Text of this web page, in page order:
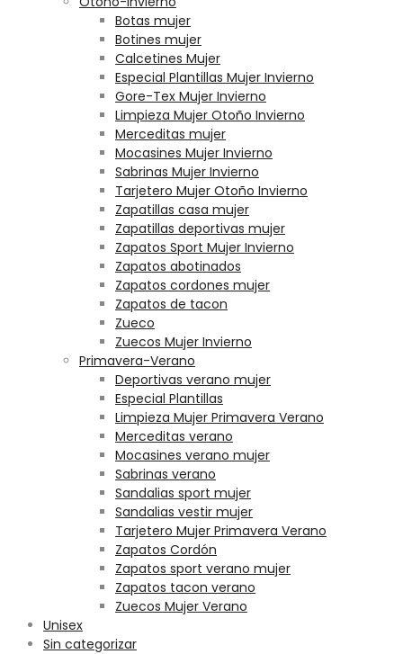
Botas mujer
Botines mujer
Calcetines Mujer
Especial Plantillas Mujer Invierno
Gore-Tex Mujer Invierno
Limpieza Mujer Otoño Invierno
Merceditas mujer
Mocasines Mujer Invierno
Sabrinas Mujer Invierno
Tarjetero Mujer Otoño Invierno
Zapatillas casa mujer
Zapatillas deportivas mujer
Zapatos Sport Mujer Invierno
Zapatos abotinados
Zapatos cordones mujer
Zapatos de tacon
Zueco
Zuecos Mujer Invierno
Primavera-Verano
Deportivas verano mujer
Especial Plantillas
Limpieza Mujer Primavera Verano
Merceditas verano
Mocasines verano mujer
Sabrinas verano
Sandalias sport mujer
Sandalias vestir mujer
Tarjetero Mujer Primavera Verano
Zapatos Cordón
Zapatos sport verano mujer
Zapatos tacon verano
Zuecos Mujer Verano
Unisex
Sin categorizar